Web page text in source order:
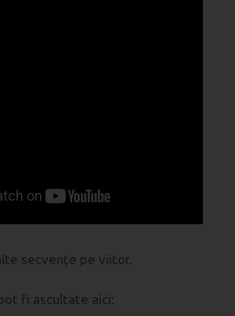
secvențe pe viitor.
fi ascultate aici: